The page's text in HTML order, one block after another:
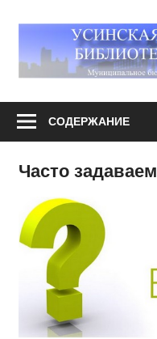
содержимому
централизованная
СОДЕРЖАНИЕ
Часто